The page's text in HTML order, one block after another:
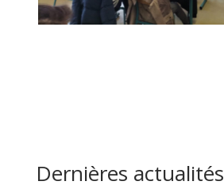
Dernières actualités